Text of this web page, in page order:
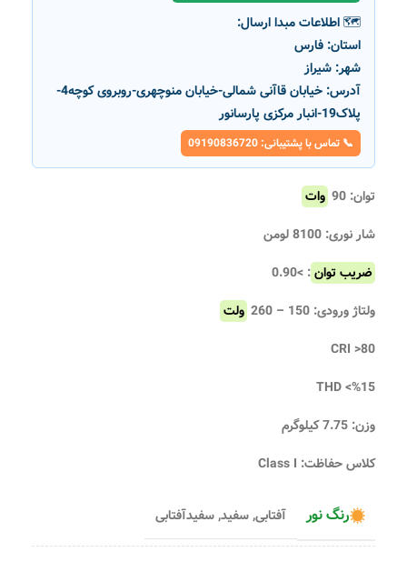
🗺️ اطلاعات مبدا ارسال:
استان: فارس
شهر: شیراز
آدرس:
خیابان قاآنی شمالی-خیابان منوچهری-روبروی کوچه4-
پلاک19-انبار مرکزی پارسانور
📞 تماس با پشتیبانی: 09190836720
توان: 90
وات
شار نوری: 8100 لومن
ضریب توان: >0.90
ولتاژ ورودی: 150 – 260
ولت
CRI >80
THD <%15
وزن: 7.75 کیلوگرم
کلاس حفاظت: Class I
رنگ نور آفتابی,سفید,سفیدآفتابی